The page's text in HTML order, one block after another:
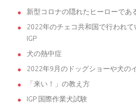
新型コロナの隠れたヒーローであ
2022年のチェコ共和国で行われて
IGP
犬の熱中症
2022年9月のドッグショーや犬の
「来い！」の教え方
IGP 国際作業犬試験